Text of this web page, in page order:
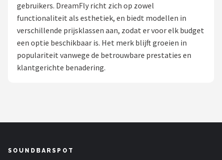
Samsung
Shop
Power Dynamics
gebruikers. DreamFly richt zich op zowel
functionaliteit als esthetiek, en biedt modellen in
verschillende prijsklassen aan, zodat er voor elk budget
een optie beschikbaar is. Het merk blijft groeien in
populariteit vanwege de betrouwbare prestaties en
klantgerichte benadering.
SOUNDBARSPOT